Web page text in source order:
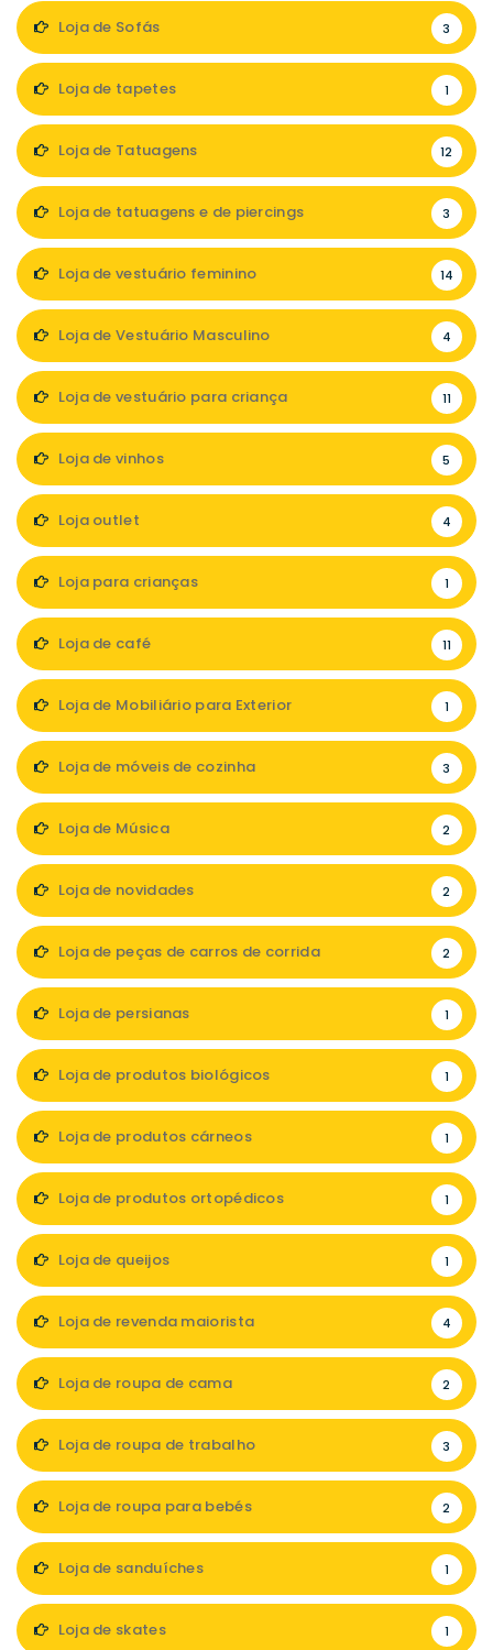
Loja de Sofás 3
Loja de tapetes 1
Loja de Tatuagens 12
Loja de tatuagens e de piercings 3
Loja de vestuário feminino 14
Loja de Vestuário Masculino 4
Loja de vestuário para criança 11
Loja de vinhos 5
Loja outlet 4
Loja para crianças 1
Loja de café 11
Loja de Mobiliário para Exterior 1
Loja de móveis de cozinha 3
Loja de Música 2
Loja de novidades 2
Loja de peças de carros de corrida 2
Loja de persianas 1
Loja de produtos biológicos 1
Loja de produtos cárneos 1
Loja de produtos ortopédicos 1
Loja de queijos 1
Loja de revenda maiorista 4
Loja de roupa de cama 2
Loja de roupa de trabalho 3
Loja de roupa para bebés 2
Loja de sanduíches 1
Loja de skates 1